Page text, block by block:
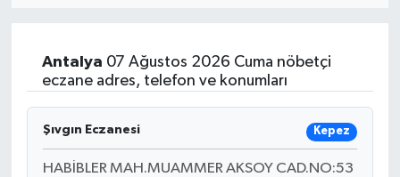
Antalya 07 Ağustos 2026 Cuma nöbetçi
eczane adres, telefon ve konumları
Şıvgın Eczanesi Kepez
HABİBLER MAH.MUAMMER AKSOY CAD.NO:53
Sağlık
Siyaset
Spor